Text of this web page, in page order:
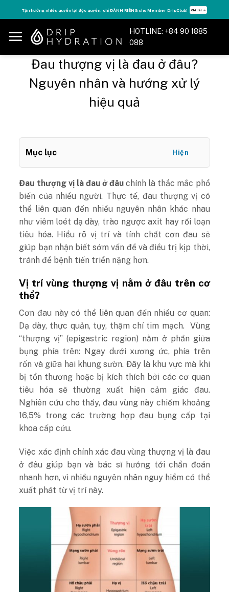
to
content
Tận hưởng nhiều quyền lợi độc quyền, chỉ DÀNH RIÊNG cho Member DripClub! Chi tiết ➝
HOTLINE: +84 90 1885
088
Đau thượng vị là đau ở đâu?
Nguyên nhân và hướng xử lý
hiệu quả
Mục lục Hiện
Đau thượng vị là đau ở đâuchính là thắc mắc phổ
biến của nhiều người. Thực tế, đau thượng vị có
thể liên quan đến nhiều nguyên nhân khác nhau
như viêm loét dạ dày, trào ngược axit hay rối loạn
tiêu hóa. Hiểu rõ vị trí và tính chất cơn đau sẽ
giúp bạn nhận biết sớm vấn đề và điều trị kịp thời,
tránh để bệnh tiến triển nặng hơn.
Vị trí vùng thượng vị nằm ở đâu trên cơ
thể?
Cơn đau này có thể liên quan đến nhiều cơ quan:
Dạ dày, thực quản, tụy, thậm chí tim mạch. Vùng
“thượng vị” (epigastric region) nằm ở phần giữa
bụng phía trên: Ngay dưới xương ức, phía trên
rốn và giữa hai khung sườn. Đây là khu vực mà khi
bị tổn thương hoặc bị kích thích bởi các cơ quan
tiêu hóa sẽ thường xuất hiện cảm giác đau.
Nghiên cứu cho thấy, đau vùng này chiếm khoảng
16,5% trong các trường hợp đau bụng cấp tại
khoa cấp cứu.
Việc xác định chính xác đau vùng thượng vị là đau
ở đâu giúp bạn và bác sĩ hướng tới chẩn đoán
nhanh hơn, vì nhiều nguyên nhân nguy hiểm có thể
xuất phát từ vị trí này.